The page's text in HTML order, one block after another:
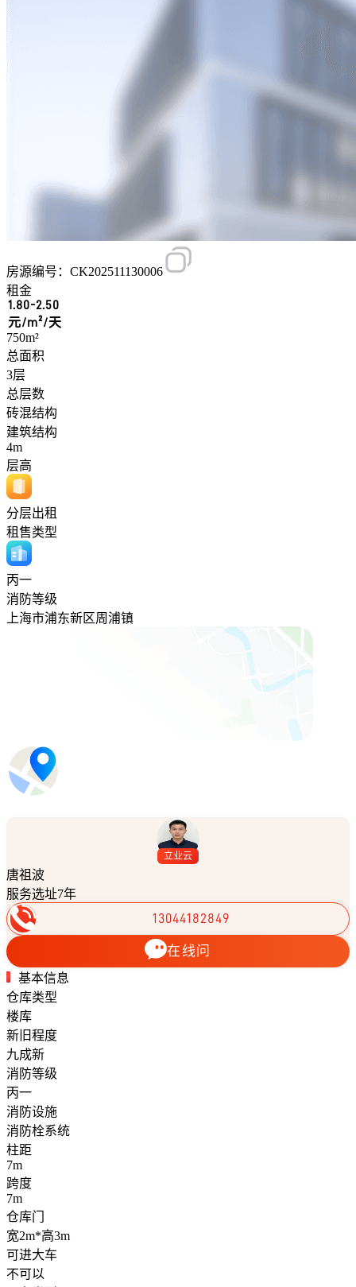
房源编号：CK202511130006
租金
1.80-2.50
元/m²/天
750m²
总面积
3层
总层数
砖混结构
建筑结构
4m
层高
分层出租
租售类型
丙一
消防等级
上海市浦东新区周浦镇
立业云
唐祖波
服务选址7年
13044182849
在线问
基本信息
仓库类型
楼库
新旧程度
九成新
消防等级
丙一
消防设施
消防栓系统
柱距
7m
跨度
7m
仓库门
宽2m*高3m
可进大车
不可以